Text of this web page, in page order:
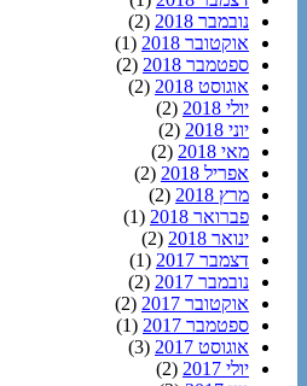
נובמבר 2018
(2)
אוקטובר 2018
(1)
ספטמבר 2018
(2)
אוגוסט 2018
(2)
יולי 2018
(2)
יוני 2018
(2)
מאי 2018
(2)
אפריל 2018
(2)
מרץ 2018
(2)
פברואר 2018
(1)
ינואר 2018
(2)
דצמבר 2017
(1)
נובמבר 2017
(2)
אוקטובר 2017
(2)
ספטמבר 2017
(1)
אוגוסט 2017
(3)
יולי 2017
(2)